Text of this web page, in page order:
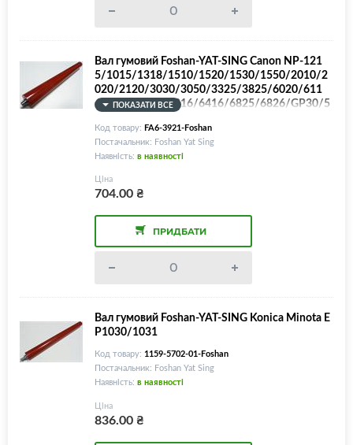
Вал гумовий Foshan-YAT-SING Canon NP-121
5/1015/1318/1510/1520/1530/1550/2010/2
020/2120/3030/3050/3325/3825/6020/611
6/6220/6221/6216/6416/6825/6826/GP30/5
5/FA6-3921/FA5-1917/FA5-2829/FA0-0303
ПОКАЗАТИ ВСЕ
Код товару: FA6-3921-Foshan
Постачальник: Foshan Yat Sing
Наявність: в наявності
Ціна
704.00₴
ПРИДБАТИ
Вал гумовий Foshan-YAT-SING Konica Minota E
P1030/1031
Код товару: 1159-5702-01-Foshan
Постачальник: Foshan Yat Sing
Наявність: в наявності
Ціна
836.00₴